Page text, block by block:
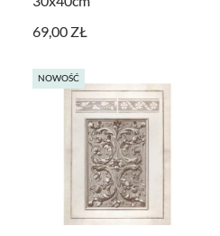
69,00 ZŁ
NOWOŚĆ